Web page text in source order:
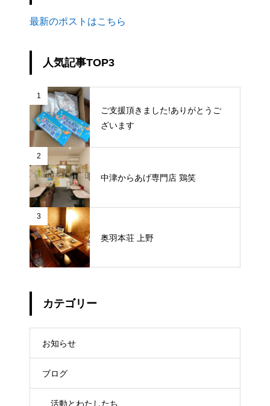
最新のポストはこちら
人気記事TOP3
1
ご支援頂きました!ありがとうご
ざいます
2
中津からあげ専門店 鶏笑
3
奥羽本荘 上野
カテゴリー
お知らせ
ブログ
活動とわたしたち